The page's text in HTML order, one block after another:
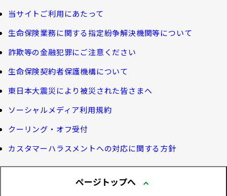
諸利率のお知らせ
お客さま宛通知「大樹生命からのお知ら
せ」について
生命保険料控除制度について
Web版「ご契約のしおり－約款」
団体年金制度関連
団体年金制度
団体年金運用商品
確定給付企業年金オンラインサービス（CPBS）
企業年金の事務再委託先変更について（契約者さ
ま専用サイト）
企業保険特別勘定運用実績照会サービス
長生き診断
体内環境チェック
認知症について知る
大樹の認知症サポートサービス
認知症コラム
認知機能チェック
大樹らいふ倶楽部紹介
お客さま本位の業務運営
サステナビリティ経営
機関投資家としての役割
大樹生命 CM紹介
当サイトご利用にあたって
生命保険業務に関する指定紛争解決機関等について
詐欺等の金融犯罪にご注意ください
生命保険契約者保護機構について
東日本大震災により被災された皆さまへ
ソーシャルメディア利用規約
クーリング・オフ受付
カスタマーハラスメントへの対応に関する方針
ページトップへ